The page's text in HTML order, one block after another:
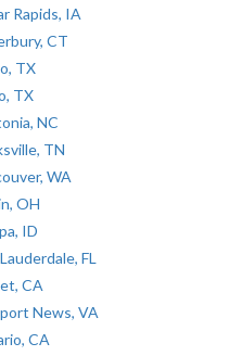
Rapids, IA
CT
TX
TX
NC
TN
WA
OH
ID
FL
CA
News, VA
CA